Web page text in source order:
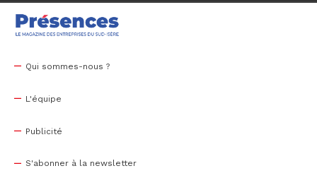
Qui sommes-nous ?
L'équipe
Publicité
S'abonner à la newsletter